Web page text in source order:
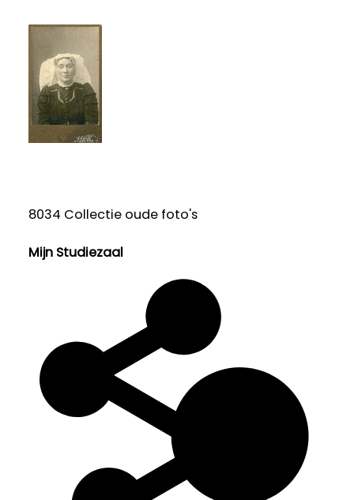
8034 Collectie oude foto's
Mijn Studiezaal